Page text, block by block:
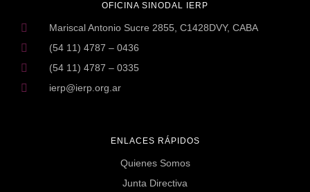
ENLACES RÁPIDOS
Quienes Somos
Junta Directiva
OFICINA SINODAL IERP
Mariscal Antonio Sucre 2855, C1428DVY, CABA
(54 11) 4787 – 0436
(54 11) 4787 – 0335
ierp@ierp.org.ar